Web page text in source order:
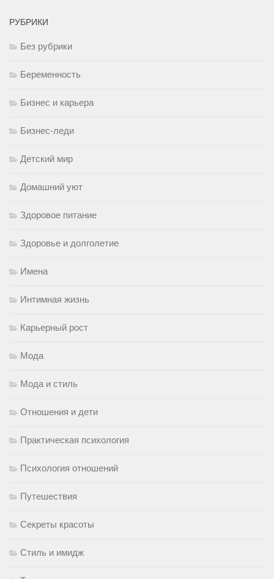
РУБРИКИ
Без рубрики
Беременность
Бизнес и карьера
Бизнес-леди
Детский мир
Домашний уют
Здоровое питание
Здоровье и долголетие
Имена
Интимная жизнь
Карьерный рост
Мода
Мода и стиль
Отношения и дети
Практическая психология
Психология отношений
Путешествия
Секреты красоты
Стиль и имидж